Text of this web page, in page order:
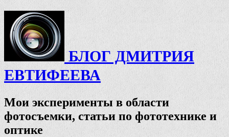
БЛОГ ДМИТРИЯ
ЕВТИФЕЕВА
Мои эксперименты в области
фотосъемки, статьи по фототехнике и
оптике